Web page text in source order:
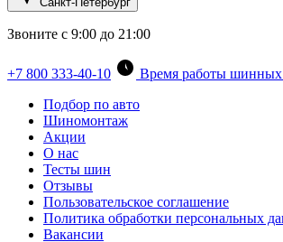
Звоните с 9:00 до 21:00
+7 800 333-40-10
Время работы шинных
Подбор по авто
Шиномонтаж
Акции
О нас
Тесты шин
Отзывы
Пользовательское соглашение
Политика обработки персональных
Вакансии